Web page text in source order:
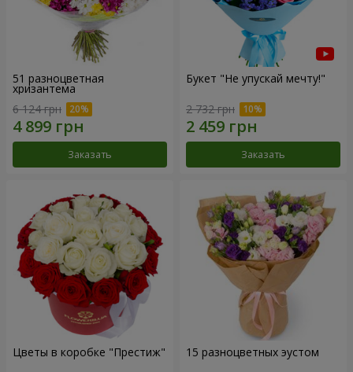
51 разноцветная
хризантема
6 124 грн
Заказать
Букет "Не упускай мечту!"
2 732 грн
Заказать
Цветы в коробке "Престиж" 15 разноцветных эустом